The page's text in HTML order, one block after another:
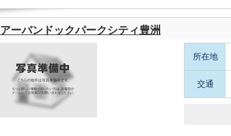
アーバンドックパークシティ豊洲
所在地
交通